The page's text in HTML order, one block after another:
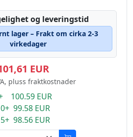
og leveringstid
lager – Frakt om cirka 2-3
virkedager
EUR
pluss fraktkostnader
100.59 EUR
99.58 EUR
98.56 EUR